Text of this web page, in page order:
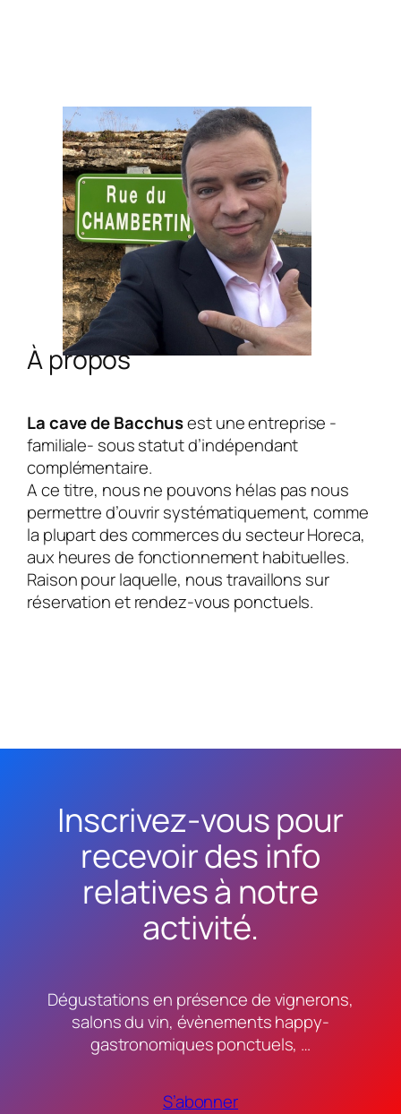
À propos
La cave de Bacchusest une entreprise -
familiale- sous statut d’indépendant
complémentaire.
A ce titre, nous ne pouvons hélas pas nous
permettre d’ouvrir systématiquement, comme
la plupart des commerces du secteur Horeca,
aux heures de fonctionnement habituelles.
Raison pour laquelle, nous travaillons sur
réservation et rendez-vous ponctuels.
Inscrivez-vous pour
recevoir des info
relatives à notre
activité.
Dégustations en présence de vignerons,
salons du vin, évènements happy-
gastronomiques ponctuels, …
S’abonner